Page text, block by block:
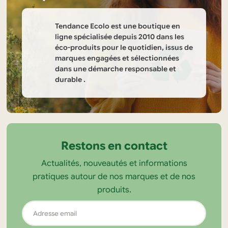
choisies
la
page
du
produit
Informations
sur
boutique
Tendance
Tendance Ecolo est une boutique en
ligne spécialisée depuis 2010 dans les
éco-produits pour le quotidien, issus de
marques engagées et sélectionnées
dans une démarche responsable et
durable .
Restons en contact
Actualités, nouveautés et informations
pratiques autour de nos marques et de nos
produits.
Adresse
email